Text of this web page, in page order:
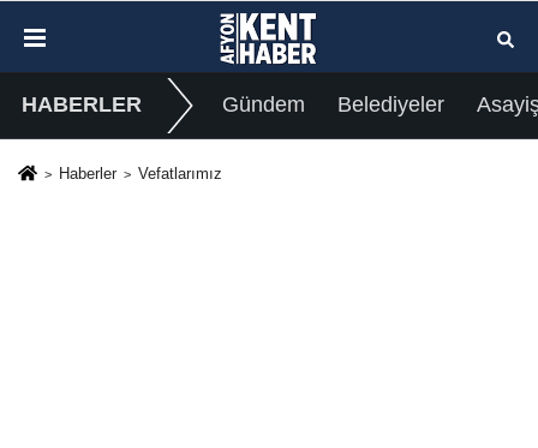
HABERLER Gündem Belediyeler
Haberler Vefatlarımız